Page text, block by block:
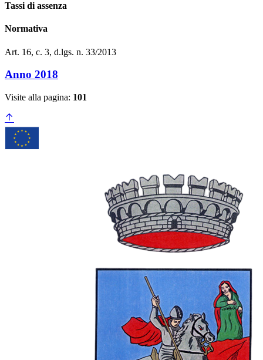
Tassi di assenza
Normativa
Art. 16, c. 3, d.lgs. n. 33/2013
Anno 2018
Visite alla pagina: 101